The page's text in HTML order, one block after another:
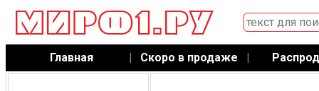
Главная | Скоро в продаже |